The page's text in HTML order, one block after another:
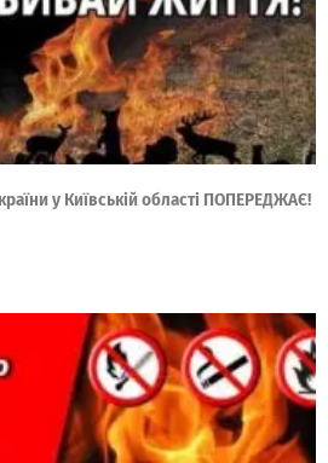
у Київській області ПОПЕРЕДЖАЄ!